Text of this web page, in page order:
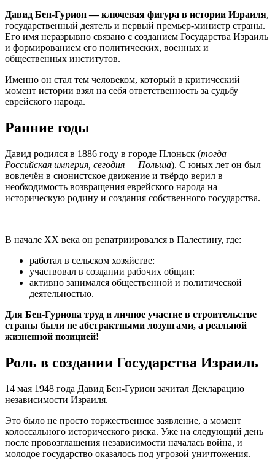
Давид Бен-Гурион — ключевая фигура в истории Израиля,
государственный деятель и первый премьер-министр страны.
Его имя неразрывно связано с созданием Государства Израиль
и формированием его политических, военных и
общественных институтов.
Именно он стал тем человеком, который в критический
момент истории взял на себя ответственность за судьбу
еврейского народа.
Ранние годы
Давид родился в 1886 году в городе Плоньск (тогда
Российская империя, сегодня — Польша). С юных лет он был
вовлечён в сионистское движение и твёрдо верил в
необходимость возвращения еврейского народа на
историческую родину и создания собственного государства.
В начале XX века он репатриировался в Палестину, где:
работал в сельском хозяйстве:
участвовал в создании рабочих общин:
активно занимался общественной и политической
деятельностью.
Для Бен-Гуриона труд и личное участие в строительстве
страны были не абстрактными лозунгами, а реальной
жизненной позицией!
Роль в создании Государства Израиль
14 мая 1948 года Давид Бен-Гурион зачитал Декларацию
независимости Израиля.
Это было не просто торжественное заявление, а момент
колоссального исторического риска. Уже на следующий день
после провозглашения независимости началась война, и
молодое государство оказалось под угрозой уничтожения.